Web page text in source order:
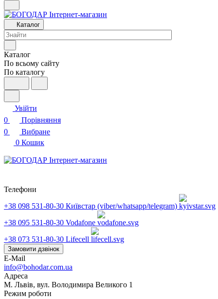
Каталог
Каталог
По всьому сайту
По каталогу
Увійти
0
Порівняння
0
Вибране
0 Кошик
Телефони
+38 098 531-80-30 Київстар (viber/whatsapp/telegram)
+38 095 531-80-30 Vodafone
+38 073 531-80-30 Lifecell
Замовити дзвінок
E-Mail
info@bohodar.com.ua
Адреса
М. Львів, вул. Володимира Великого 1
Режим роботи